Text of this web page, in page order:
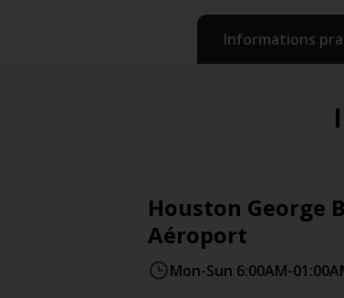
Informations
Houston George
Aéroport
Mon-Sun 6:00AM-